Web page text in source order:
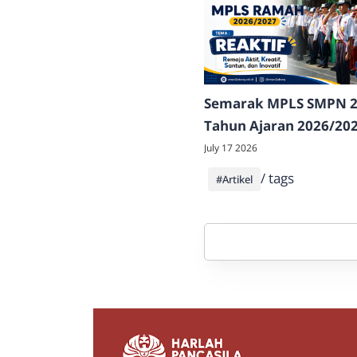
Semarak MPLS SMPN
Tahun Ajaran 2026/
Sambut Peserta Didik
dengan Edukasi, Aksi,
Unjuk Bakat
July 17 2026
/ tags
#Artikel